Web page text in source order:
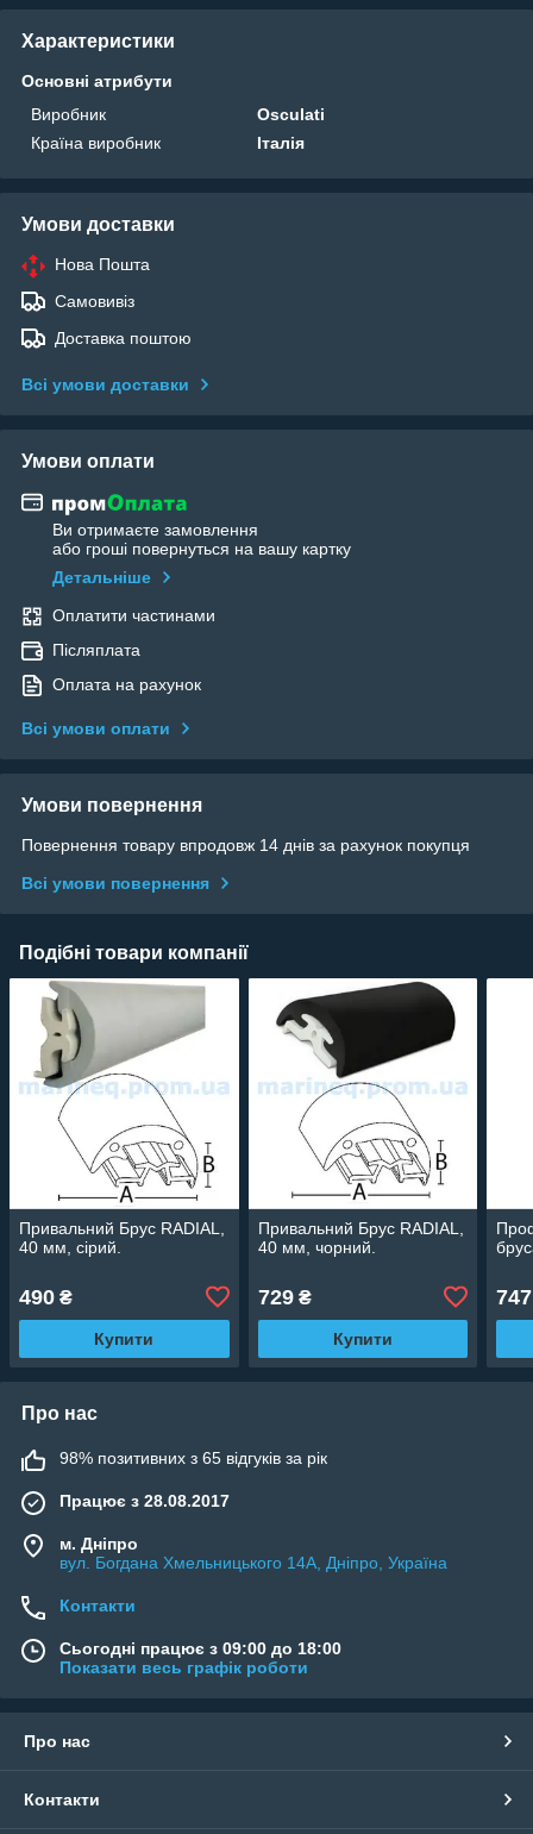
Характеристики
Основні атрибути
Виробник
Osculati
Країна виробник
Італія
Умови доставки
Нова Пошта
Самовивіз
Доставка поштою
Всі умови доставки
Умови оплати
Ви отримаєте замовлення
або гроші повернуться на вашу картку
Детальніше
Оплатити частинами
Післяплата
Оплата на рахунок
Всі умови оплати
Умови повернення
Повернення товару впродовж 14 днів за рахунок покупця
Всі умови повернення
Подібні товари компанії
Привальний Брус RADIAL,
40 мм, сірий.
490 ₴
Купити
Привальний Брус RADIAL,
40 мм, чорний.
729₴
Купити
747
Про нас
98% позитивних з 65 відгуків за рік
Працює з 28.08.2017
м. Дніпро
вул. Богдана Хмельницького 14А, Дніпро, Україна
Контакти
Сьогодні працює з 09:00 до 18:00
Показати весь графік роботи
Про нас
Контакти